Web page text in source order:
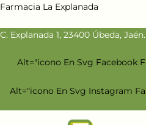
Ir
contenido
Farmacia La Explanada
C. Explanada 1, 23400 Úbeda, Jaén.
Alt="icono En Svg Facebook
Alt="icono En Svg Instagram
Menú
Menú